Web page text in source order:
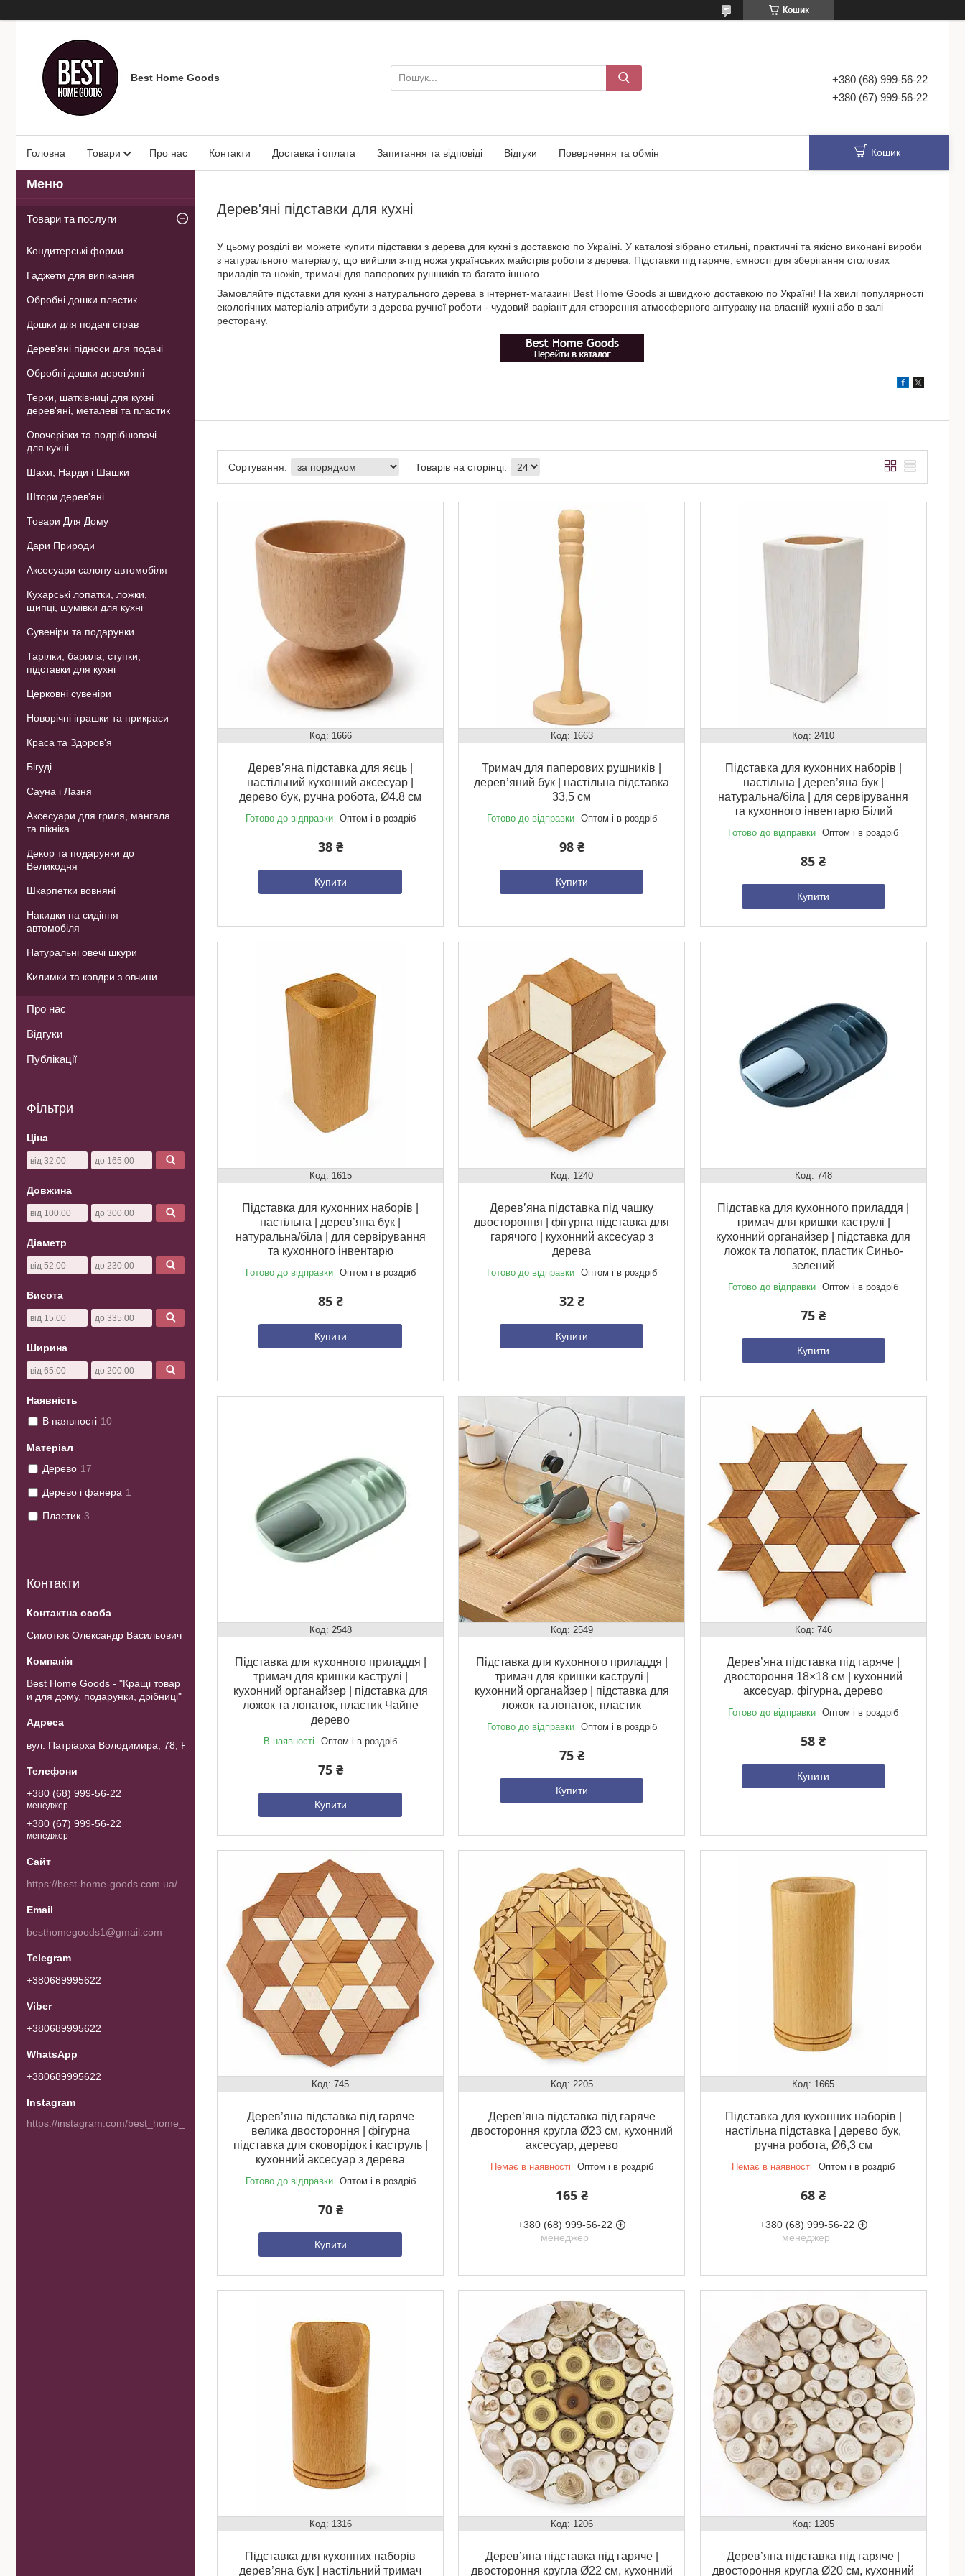
Кошик
Best Home Goods
+380 (68) 999-56-22
+380 (67) 999-56-22
Головна Товари Про нас Контакти Доставка і оплата Запитання та відповіді Відгуки Повернення та обмін Кошик
Дерев'яні підставки для кухні
У цьому розділі ви можете купити підставки з дерева для кухні з доставкою по Україні. У каталозі зібрано стильні, практичні та якісно виконані вироби
з натурального матеріалу, що вийшли з-під ножа українських майстрів роботи з дерева. Підставки під гаряче, ємності для зберігання столових
приладів та ножів, тримачі для паперових рушників та багато іншого.
Замовляйте підставки для кухні з натурального дерева в інтернет-магазині Best Home Goods зі швидкою доставкою по Україні! На хвилі популярності
екологічних матеріалів атрибути з дерева ручної роботи - чудовий варіант для створення атмосферного антуражу на власній кухні або в залі
ресторану.
1666
Дерев’яна підставка для яєць |
настільний кухонний аксесуар |
дерево бук, ручна робота, Ø4.8 см
Готово до відправки Оптом і в роздріб
38 ₴
Купити
1663
Тримач для паперових рушників |
дерев’яний бук | настільна підставка
33,5 см
Готово до відправки Оптом і в роздріб
98 ₴
Купити
2410
Підставка для кухонних наборів |
настільна | дерев’яна бук |
натуральна/біла | для сервірування
та кухонного інвентарю Білий
Готово до відправки Оптом і в роздріб
85 ₴
Купити
1615
Підставка для кухонних наборів |
настільна | дерев’яна бук |
натуральна/біла | для сервірування
та кухонного інвентарю
Готово до відправки Оптом і в роздріб
85 ₴
Купити
1240
Дерев’яна підставка під чашку
двостороння | фігурна підставка для
гарячого | кухонний аксесуар з
дерева
Готово до відправки Оптом і в роздріб
32 ₴
Купити
748
Підставка для кухонного приладдя |
тримач для кришки каструлі |
кухонний органайзер | підставка для
ложок та лопаток, пластик Синьо-
зелений
Готово до відправки Оптом і в роздріб
75 ₴
Купити
2548
Підставка для кухонного приладдя |
тримач для кришки каструлі |
кухонний органайзер | підставка для
ложок та лопаток, пластик Чайне
дерево
В наявності Оптом і в роздріб
75 ₴
Купити
2549
Підставка для кухонного приладдя |
тримач для кришки каструлі |
кухонний органайзер | підставка для
ложок та лопаток, пластик
Готово до відправки Оптом і в роздріб
75 ₴
Купити
746
Дерев’яна підставка під гаряче |
двостороння 18×18 см | кухонний
аксесуар, фігурна, дерево
Готово до відправки Оптом і в роздріб
58 ₴
Купити
745
Дерев’яна підставка під гаряче
велика двостороння | фігурна
підставка для сковорідок і каструль |
кухонний аксесуар з дерева
Готово до відправки Оптом і в роздріб
70 ₴
Купити
2205
Дерев’яна підставка під гаряче
двостороння кругла Ø23 см, кухонний
аксесуар, дерево
Немає в наявності Оптом і в роздріб
165 ₴
+380 (68) 999-56-22
менеджер
1665
Підставка для кухонних наборів |
настільна підставка | дерево бук,
ручна робота, Ø6,3 см
Немає в наявності Оптом і в роздріб
68 ₴
+380 (68) 999-56-22
менеджер
1316
Підставка для кухонних наборів
дерев’яна бук | настільний тримач
1206
Дерев’яна підставка під гаряче |
двостороння кругла Ø22 см, кухонний
1205
Дерев’яна підставка під гаряче |
двостороння кругла Ø20 см, кухонний
Товари та послуги
Кондитерські форми
Гаджети для випікання
Обробні дошки пластик
Дошки для подачі страв
Дерев'яні підноси для подачі
Обробні дошки дерев'яні
Терки, шатківниці для кухні
дерев'яні, металеві та пластик
Овочерізки та подрібнювачі
для кухні
Шахи, Нарди і Шашки
Штори дерев'яні
Товари Для Дому
Дари Природи
Аксесуари салону автомобіля
Кухарські лопатки, ложки,
щипці, шумівки для кухні
Сувеніри та подарунки
Тарілки, барила, ступки,
підставки для кухні
Церковні сувеніри
Новорічні іграшки та прикраси
Краса та Здоров'я
Бігуді
Сауна і Лазня
Аксесуари для гриля, мангала
та пікніка
Декор та подарунки до
Великодня
Шкарпетки вовняні
Накидки на сидіння
автомобіля
Натуральні овечі шкури
Килимки та ковдри з овчини
Про нас
Відгуки
Публікації
Фільтри
Ціна
Довжина
Діаметр
Висота
Ширина
Наявність
В наявності 10
Матеріал
Дерево 17
Дерево і фанера 1
Пластик 3
Контакти
Симотюк Олександр Васильович
Best Home Goods - "Кращі товар
и для дому, подарунки, дрібниці"
вул. Патріарха Володимира, 78, Рожнов, Україна
+380 (68) 999-56-22
менеджер
+380 (67) 999-56-22
менеджер
https://best-home-goods.com.ua/
besthomegoods1@gmail.com
+380689995622
+380689995622
+380689995622
Instagram
https://instagram.com/best_home_goods